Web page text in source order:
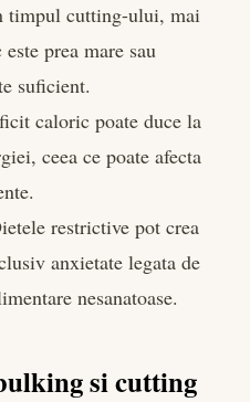
timpul cutting-ului, mai
prea mare sau
suficient.
caloric poate duce la
ceea ce poate afecta
restrictive pot crea
anxietate legata de
nesanatoase.
si cutting